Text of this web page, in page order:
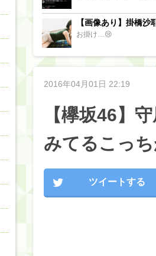
【画像あり】掛橋
お掛け…😢
2016年04月01日 22:19
【欅坂46】
みてるこっ
ツイートする